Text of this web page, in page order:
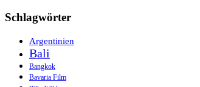
Schlagwörter
Argentinien
Bali
Bangkok
Bavaria Film